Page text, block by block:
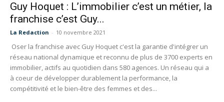
Guy Hoquet : L’immobilier c’est un métier, la
franchise c’est Guy...
La Redaction - 10 novembre 2021
Oser la franchise avec Guy Hoquet c'est la garantie d'intégrer un
réseau national dynamique et reconnu de plus de 3700 experts en
immobilier, actifs au quotidien dans 580 agences. Un réseau qui a
à coeur de développer durablement la performance, la
compétitivité et le bien-être des femmes et des...